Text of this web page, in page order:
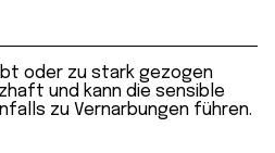
oder zu stark gezogen
und kann die sensible
zu Vernarbungen führen.